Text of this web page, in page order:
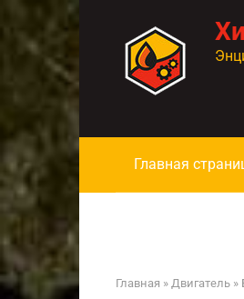
контенту
Главная
Главная » Двигатель »